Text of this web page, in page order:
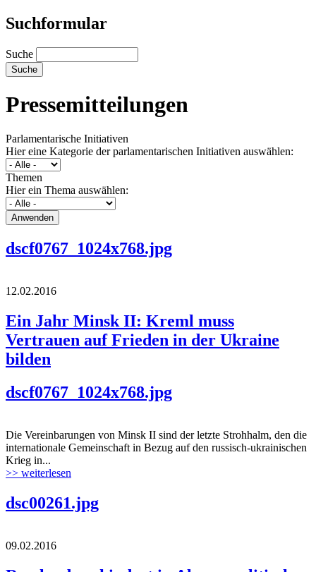
Suchformular
Suche
Pressemitteilungen
Parlamentarische Initiativen
Hier eine Kategorie der parlamentarischen Initiativen auswählen:
Themen
Hier ein Thema auswählen:
dscf0767_1024x768.jpg
12.02.2016
Ein Jahr Minsk II: Kreml muss
Vertrauen auf Frieden in der Ukraine
bilden
dscf0767_1024x768.jpg
Die Vereinbarungen von Minsk II sind der letzte Strohhalm, den die
internationale Gemeinschaft in Bezug auf den russisch-ukrainischen
Krieg in...
>> weiterlesen
dsc00261.jpg
09.02.2016